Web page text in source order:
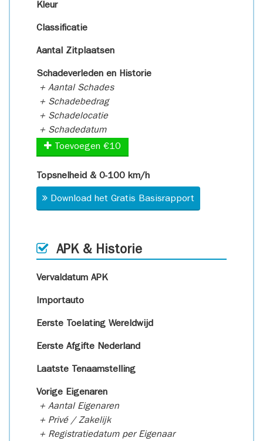
Kleur
Classificatie
Aantal Zitplaatsen
Schadeverleden en Historie
+ Aantal Schades
+ Schadebedrag
+ Schadelocatie
+ Schadedatum
Toevoegen €10
Topsnelheid & 0-100 km/h
Download het Gratis Basisrapport
APK & Historie
Vervaldatum APK
Importauto
Eerste Toelating Wereldwijd
Eerste Afgifte Nederland
Laatste Tenaamstelling
Vorige Eigenaren
+ Aantal Eigenaren
+ Privé / Zakelijk
+ Registratiedatum per Eigenaar